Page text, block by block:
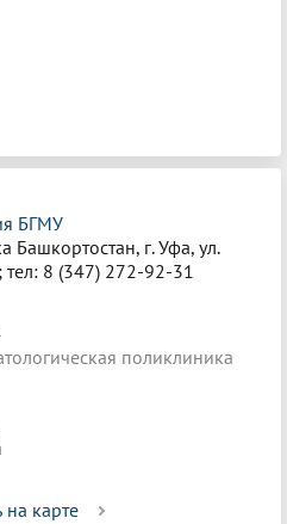
БГМУ
Башкортостан, г. Уфа, ул.
тел: 8 (347) 272-92-31
поликлиника
на карте